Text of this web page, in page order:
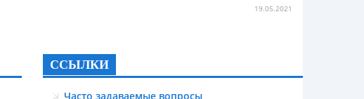
19.05.2021
ССЫЛКИ
Часто задаваемые вопросы